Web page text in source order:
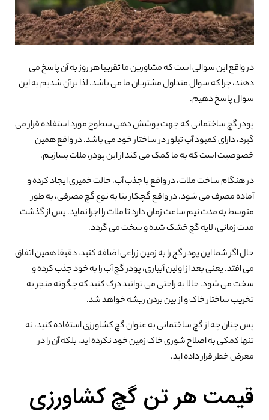
در واقع این سوالی است که مشاورین ما تقریبا هر روز به آن پاسخ می
دهند، چرا که سوال متداول مشتریان ما می باشد. لذا بر آن شدیم به این
سوال پاسخ دهیم.
پودر گچ ساختمانی که جهت پوشش دهی سطوح مورد استفاده قرار می
گیرد، دارای کمبود آب تبلور در ساختار خود می باشد. در واقع همین
خصوصیت است که به ما کمک می کند از این پودر، ملات بسازیم.
در هنگام ساخت ملات، در واقع با جذب آب، حالت خمیری ایجاد کرده و
آماده مصرف می شود. در واقع گچکار بنا به نوع گچ مصرفی، به طور
متوسط به مدت نیم ساعت زمان دارد تا ملات را اجرا نماید. پس از گذشت
مدت زمانی، لایه گچ خشک شده و سخت می گردد.
حال اگر شما این پودر گچ را به زمین زراعی اضافه کنید، دقیقا همین اتفاق
می افتد. یعنی بعد از اولین آبیاری، پودر گچ آب را به خود جذب کرده و
سخت می شود. حالا به راحتی می توانید درک کنید که چگونه منجر به
تخریب ساختار خاک و از بین بردن ریشه خواهد شد.
پس چنان چه از گچ ساختمانی به عنوان گچ کشاورزی استفاده کنید، نه
تنها کمکی به اصلاح شوری خاک زمین خود نکرده اید، بلکه آن را در
معرض خطر قرار داده اید.
قیمت هر تن گچ کشاورزی